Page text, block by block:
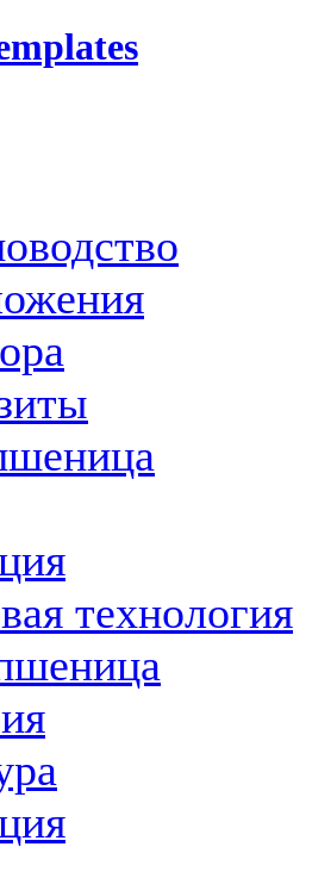
технология